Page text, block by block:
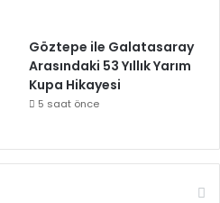
Göztepe ile Galatasaray
Arasındaki 53 Yıllık Yarım
Kupa Hikayesi
5 saat önce